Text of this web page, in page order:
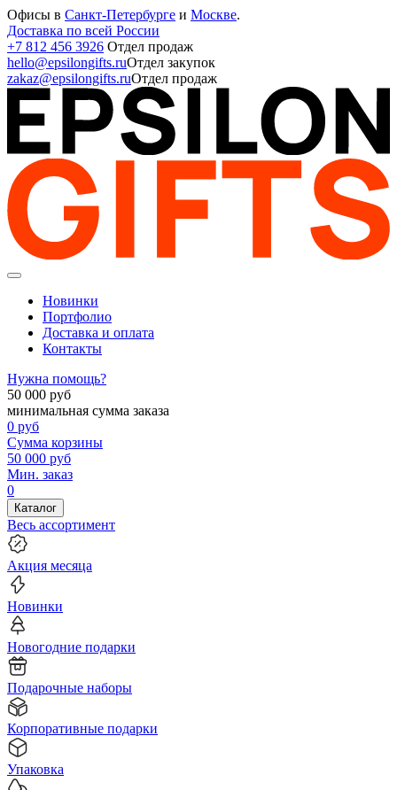
Офисы в Санкт-Петербурге и Москве.
Доставка по всей России
+7 812 456 3926 Отдел продаж
hello@epsilongifts.ruОтдел закупок
zakaz@epsilongifts.ruОтдел продаж
Новинки
Портфолио
Доставка и оплата
Контакты
Нужна помощь?
50 000 руб
минимальная сумма заказа
0 руб
Сумма корзины
50 000 руб
Мин. заказ
0
Каталог
Весь ассортимент
Акция месяца
Новинки
Новогодние подарки
Подарочные наборы
Корпоративные подарки
Упаковка